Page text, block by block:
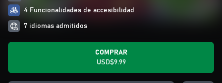
4 Funcionalidades de accesibilidad
7 idiomas admitidos
COMPRAR
USD$9.99